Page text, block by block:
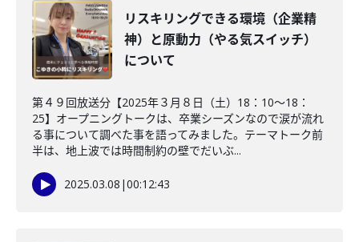
リスキリングできる環境（企業精
神）と原動力（やる気スイッチ）
について
第４９回放送分【2025年３月８日（土）18：10～18：
25】オープニングトークは、卒業シーズンなので涙が流れ
る事について調べた事を語ってみました。テーマトーク前
半は、地上波では時間制約の壁でだいぶ...
2025.03.08 |00:12:43